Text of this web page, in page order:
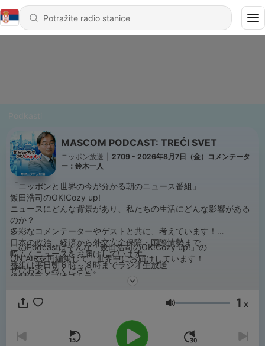
MASCOM PODCAST: TREĆI SVET
ニッポン放送
2709 - 2026年8月7日（金）コメンテータ
ー：鈴木一人
「ニッポンと世界の今が分かる朝のニュース番組」
飯田浩司のOK!Cozy up!
ニュースにどんな背景があり、私たちの生活にどんな影響がある
のか？
多彩なコメンテーターやゲストと共に、考えています！
日本の政治、経済から外交安全保障・国際情勢まで、
幅広くニュースをお届けしています。
番組は平日朝６時～８時までラジオ生放送
radikoライブはコチラ
このPodcastはそんな「飯田浩司のOK!Cozy up!」の
ON AIRを再編集して、世界中にお届けしています！
ぜひお楽しみください。
Jačina zvuka 1 x